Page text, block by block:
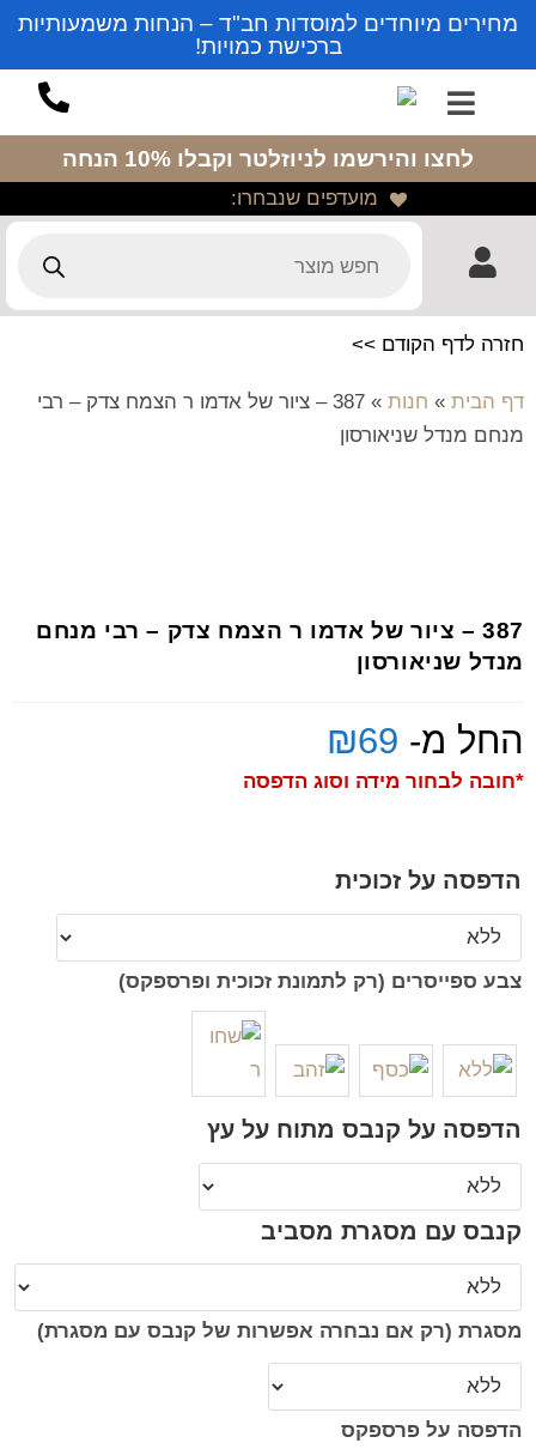
מחירים מיוחדים למוסדות חב"ד – הנחות משמעותיות
ברכישת כמויות!
לחצו והירשמו לניוזלטר וקבלו 10% הנחה
מועדפים שנבחרו:
חזרה לדף הקודם >>
דף הבית » חנות »
387 – ציור של אדמו ר הצמח צדק – רבי
מנחם מנדל שניאורסון
387 – ציור של אדמו ר הצמח צדק – רבי מנחם
מנדל שניאורסון
החל מ- ₪69
*חובה לבחור מידה וסוג הדפסה
הדפסה על זכוכית
צבע ספייסרים (רק לתמונת זכוכית ופרספקס)
הדפסה על קנבס מתוח על עץ
קנבס עם מסגרת מסביב
מסגרת (רק אם נבחרה אפשרות של קנבס עם מסגרת)
הדפסה על פרספקס